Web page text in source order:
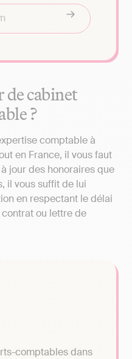
de cabinet
?
comptable à
en France, il vous faut
jour des honoraires que
il vous suffit de lui
en respectant le délai
ou lettre de
comptables dans